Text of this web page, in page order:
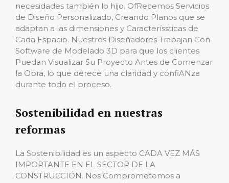
necesidades también lo hijo. OfRecemos Servicios
de Diseño Personalizado, Creando Planos que se
adaptan a las dimensiones y Caracteríssticas de
Cada Espacio. Nuestros Diseñadores Trabajan Con
Software de Modelado 3D para que los clientes
Puedan Visualizar Su Proyecto Antes de Comenzar
la Obra, lo que derece una claridad y confiANza
durante todo el proceso.
Sostenibilidad en nuestras
reformas
La Sostenibilidad es un aspecto CADA VEZ MÁS
IMPORTANTE EN EL SECTOR DE LA
CONSTRUCCIÓN. Nos Comprometemos a